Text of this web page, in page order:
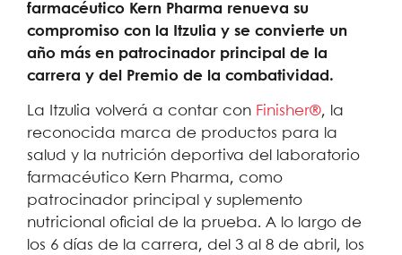
farmacéutico Kern Pharma renueva su
compromiso con la Itzulia y se convierte un
año más en patrocinador principal de la
carrera y del Premio de la combatividad.
La Itzulia volverá a contar con Finisher®, la
reconocida marca de productos para la
salud y la nutrición deportiva del laboratorio
farmacéutico Kern Pharma, como
patrocinador principal y suplemento
nutricional oficial de la prueba. A lo largo de
los 6 días de la carrera, del 3 al 8 de abril, los